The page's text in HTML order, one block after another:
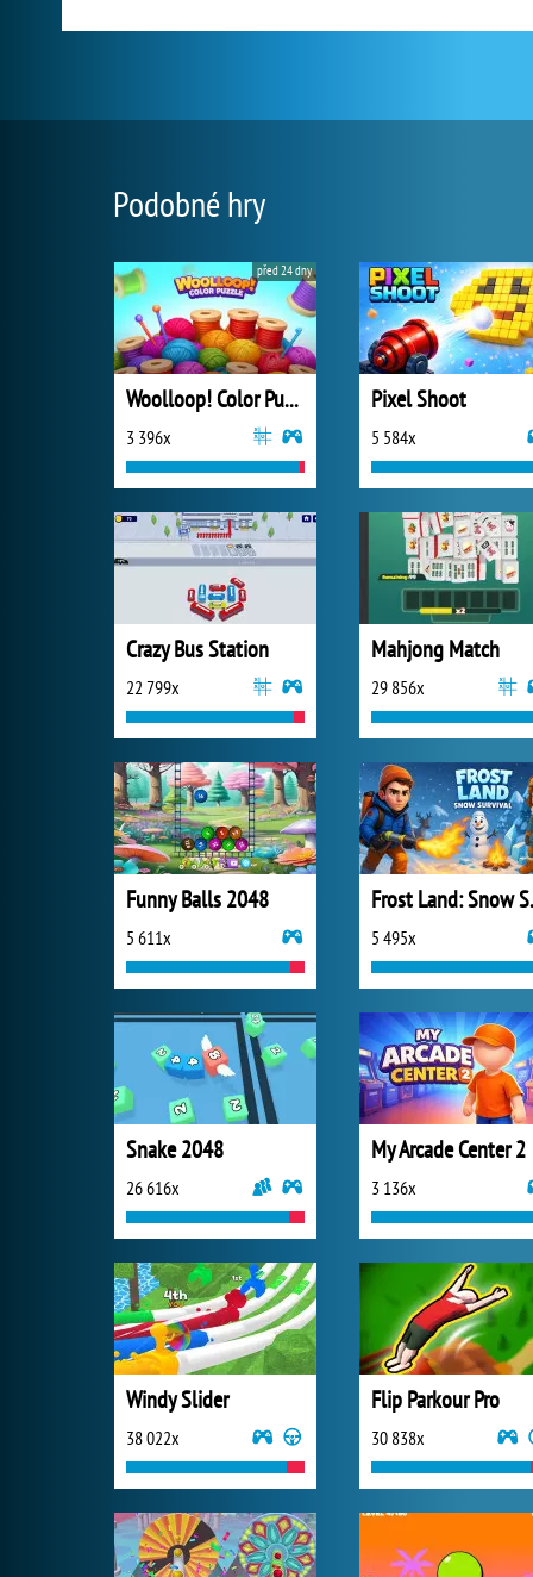
Podobné hry
Woolloop! Color Puzzle
3 396x
před 24 dny
Pixel Shoot
5 584x
Crazy Bus Station
22 799x
Mahjong Match
29 856x
Funny Balls 2048
5 611x 5 495x
Snake 2048
26 616x
My Arcade Center 2
3 136x
Windy Slider
38 022x
Flip Parkour Pro
30 838x